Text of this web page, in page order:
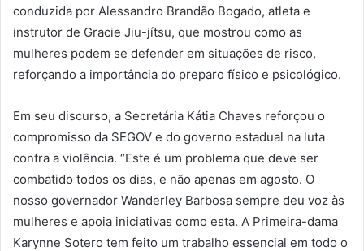
conduzida por Alessandro Brandão Bogado, atleta e
instrutor de Gracie Jiu-jítsu, que mostrou como as
mulheres podem se defender em situações de risco,
reforçando a importância do preparo físico e psicológico.
Em seu discurso, a Secretária Kátia Chaves reforçou o
compromisso da SEGOV e do governo estadual na luta
contra a violência. “Este é um problema que deve ser
combatido todos os dias, e não apenas em agosto. O
nosso governador Wanderley Barbosa sempre deu voz às
mulheres e apoia iniciativas como esta. A Primeira-dama
Karynne Sotero tem feito um trabalho essencial em todo o